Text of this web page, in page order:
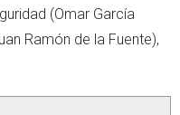
(Omar García
Ramón de la Fuente),